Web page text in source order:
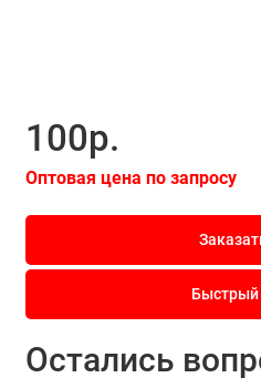
100р.
Оптовая цена по запросу
Быстрый
Остались